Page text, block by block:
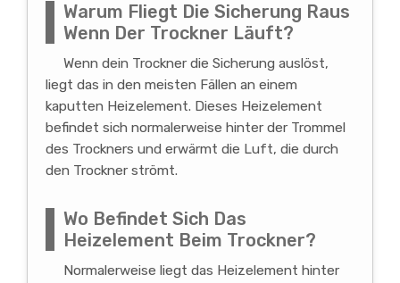
Warum Fliegt Die Sicherung Raus
Wenn Der Trockner Läuft?
Wenn dein Trockner die Sicherung auslöst,
liegt das in den meisten Fällen an einem
kaputten Heizelement. Dieses Heizelement
befindet sich normalerweise hinter der Trommel
des Trockners und erwärmt die Luft, die durch
den Trockner strömt.
Wo Befindet Sich Das
Heizelement Beim Trockner?
Normalerweise liegt das Heizelement hinter